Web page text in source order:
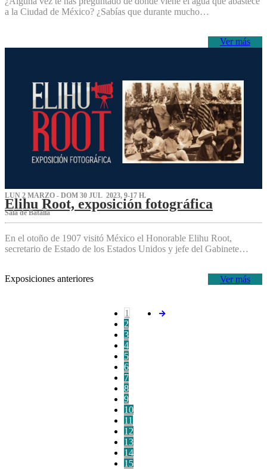
a la Ciudad de México? ¿Sabías que durante mucho…
Ver más
LUN 2 MARZO - DOM 30 JUL 2023, 9-17 H.
Elihu Root, exposición fotográfica
Sala de Batalla
En el otoño de 1907 visitó México el Honorable Elihu Root,
secretario de Estado de los Estados Unidos y jefe del Gabinete…
Ver más
Exposiciones anteriores
1
2
3
4
5
6
7
8
9
10
11
12
13
14
15